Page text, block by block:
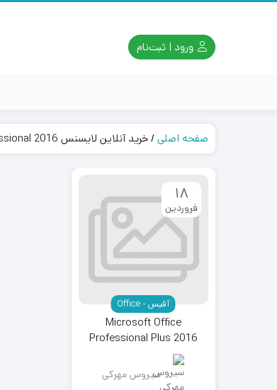
ورود | ثبت‌نام
صفحه اصلی/خرید آنلاین لایسنس Office Professional 2016
آفیس - Office
18
فروردین
Microsoft Office
Professional Plus 2016
سیروس مهرکی